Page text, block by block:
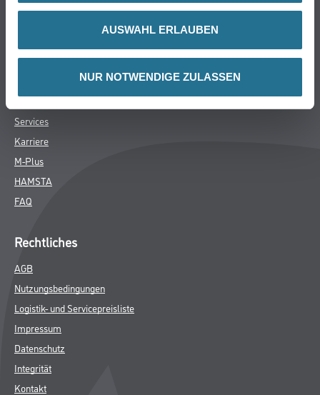
AUSWAHL ERLAUBEN
NUR NOTWENDIGE ZULASSEN
Verbrauchsmaterialien
Über uns
Aktuelles
Services
Karriere
M-Plus
HAMSTA
FAQ
Rechtliches
AGB
Nutzungsbedingungen
Logistik- und Servicepreisliste
Impressum
Datenschutz
Integrität
Kontakt